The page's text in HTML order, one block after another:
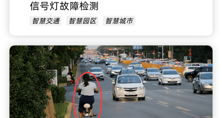
信号灯故障检测
智慧交通 智慧园区 智慧城市